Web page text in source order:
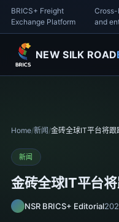
BRICS+ Freight
Exchange Platform
and
NEW SILK ROAD
Home/新闻 /金砖全球IT平台将跟
新闻
金砖全球IT平台
NSR BRICS+ Editorial